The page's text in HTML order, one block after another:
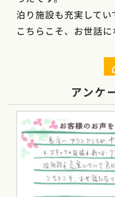
泊り施設も充実してい
こちらこそ、お世話に
アンケ